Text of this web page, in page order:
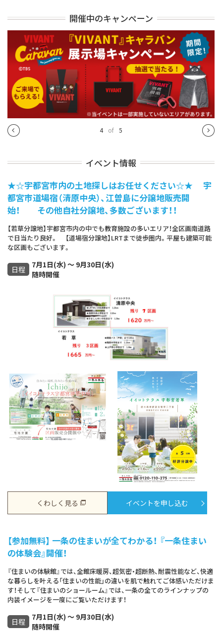
開催中のキャンペーン
4 of 5
イベント情報
★☆宇都宮市内の土地探しはお任せください☆★ 宇
都宮市道場宿（清原中央）、江曽島に分譲地販売開
始！ その他自社分譲地、多数ございます！！
【若草分譲地】宇都宮市内の中でも教育施設の多いエリア！全区画南道路
で日当たり良好。 【道場宿分譲地】LRTまで徒歩圏内。平屋も建築可能
な区画もございます。
日程
7月1日(水) ～ 9月30日(水)
随時開催
くわしく見る イベントを申し込む
【参加無料】 一条の住まいが全てわかる！ 『一条住まい
の体験会』開催！
『住まいの体験館』では、全館床暖房、超気密・超断熱、耐震性能など、快適
な暮らしを叶える「住まいの性能」の違いを肌で触れてご体感いただけま
す！そして『住まいのショールーム』では、一条の全てのラインナップの
内装イメージを一度にご覧いただけます！
日程
7月1日(水) ～ 9月30日(水)
随時開催